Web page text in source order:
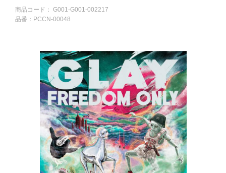
商品コード： G001-G001-002217
品番： PCCN-00048